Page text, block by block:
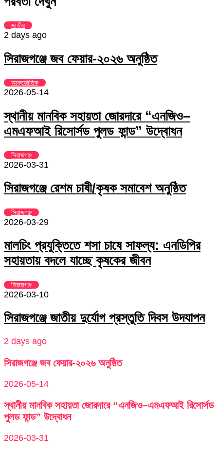
Email
জাতীয়
2 days ago
সিরাজগঞ্জে জব ফেয়ার-২০২৬ অনুষ্ঠিত
আন্তর্জাতিক
2026-05-14
স্থানীয় মানবিক সহায়তা জোরদারে “এনজিও–
এমএফআই রিসোর্সড পুলড ফান্ড” উদ্বোধন
সিরাজগঞ্জ
2026-03-31
সিরাজগঞ্জে রেশম চাষী/কৃষক সমাবেশ অনুষ্ঠিত
সিরাজগঞ্জ
2026-03-29
মালচিং প্রযুক্তিতে শসা চাষে সাফল্য: এনডিপির
সহায়তায় বদলে যাচ্ছে কৃষকের জীবন
সিরাজগঞ্জ
2026-03-10
সিরাজগঞ্জে জাতীয় দুর্যোগ প্রস্তুতি দিবস উদযাপন
2 days ago
সিরাজগঞ্জে জব ফেয়ার-২০২৬ অনুষ্ঠিত
2026-05-14
স্থানীয় মানবিক সহায়তা জোরদারে “এনজিও–এমএফআই রিসোর্সড
পুলড ফান্ড” উদ্বোধন
2026-03-31